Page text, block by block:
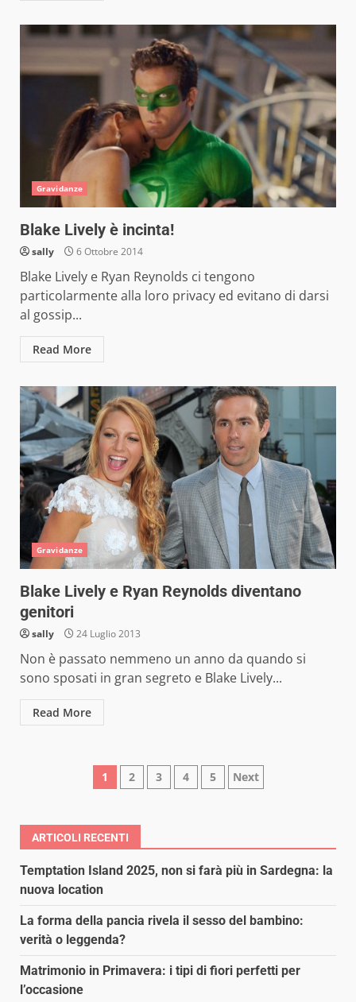
Gravidanze
Blake Lively è incinta!
sally 6 Ottobre 2014
Blake Lively e Ryan Reynolds ci tengono
particolarmente alla loro privacy ed evitano di darsi
al gossip...
Read More
Gravidanze
Blake Lively e Ryan Reynolds diventano
genitori
sally 24 Luglio 2013
Non è passato nemmeno un anno da quando si
sono sposati in gran segreto e Blake Lively...
Read More
Paginazione
articoli
1 2 3 4 5 Next
ARTICOLI RECENTI
Temptation Island 2025, non si farà più in Sardegna: la
nuova location
La forma della pancia rivela il sesso del bambino:
verità o leggenda?
Matrimonio in Primavera: i tipi di fiori perfetti per
l’occasione